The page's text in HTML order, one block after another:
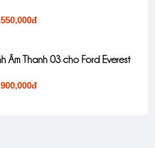
Âm Thanh 03 cho Ford Everest